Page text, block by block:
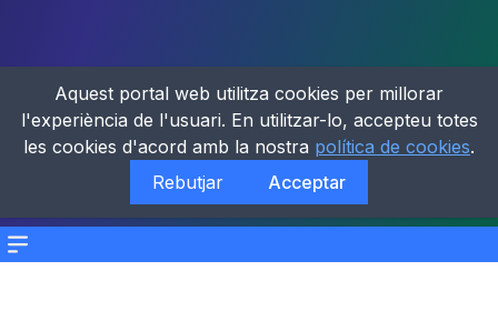
Menu
Aquest portal web utilitza cookies per millorar
l'experiència de l'usuari. En utilitzar-lo, accepteu totes
les cookies d'acord amb la nostra política de cookies.
Rebutjar
Acceptar